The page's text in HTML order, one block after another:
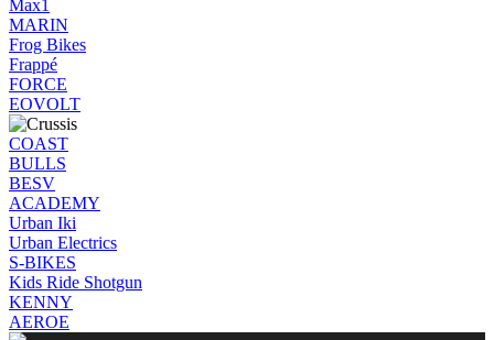
Max1
MARIN
Frog Bikes
Frappé
FORCE
EOVOLT
COAST
BULLS
BESV
ACADEMY
Urban Iki
Urban Electrics
S-BIKES
Kids Ride Shotgun
KENNY
AEROE